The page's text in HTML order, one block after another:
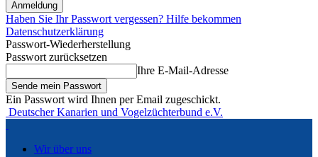
Haben Sie Ihr Passwort vergessen? Hilfe bekommen
Datenschutzerklärung
Passwort-Wiederherstellung
Passwort zurücksetzen
Ihre E-Mail-Adresse
Ein Passwort wird Ihnen per Email zugeschickt.
Deutscher Kanarien und Vogelzüchterbund e.V.
Wir über uns